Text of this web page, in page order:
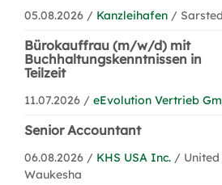
05.08.2026 / Kanzleihafen /
Bürokauffrau (m/w/d) mit
Buchhaltungskenntnissen in
Teilzeit
11.07.2026 / eEvolution Vertrieb
Senior Accountant
06.08.2026 / KHS USA Inc. / United
Waukesha